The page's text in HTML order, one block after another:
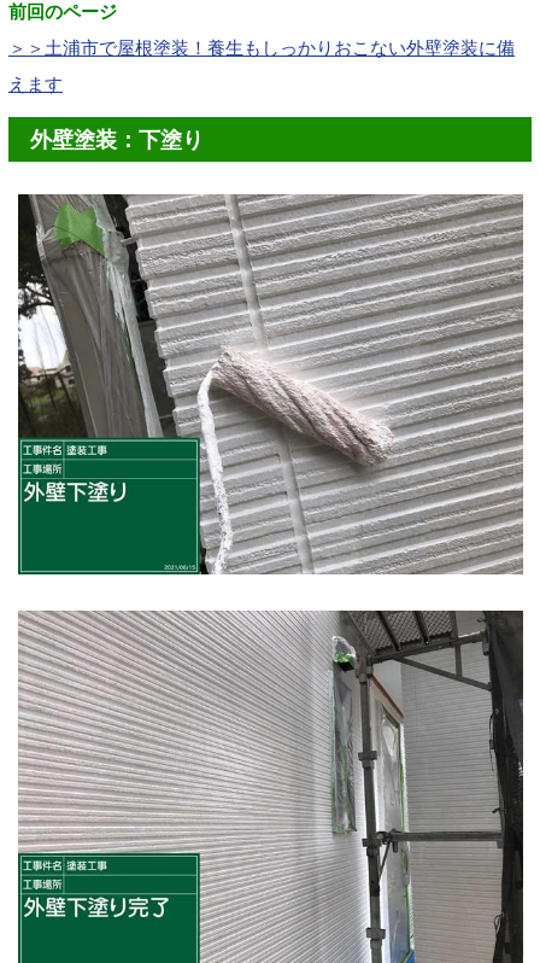
前回のページ
＞＞ 土浦市で屋根塗装！養生もしっかりおこない外壁塗装に備
えます
外壁塗装：下塗り